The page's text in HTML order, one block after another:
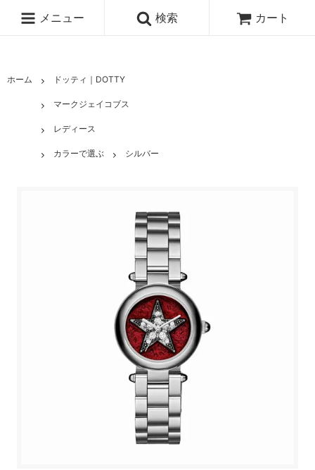
メニュー 検索 カート
ホーム ドッティ｜DOTTY
マークジェイコブス
レディース
カラーで選ぶ シルバー